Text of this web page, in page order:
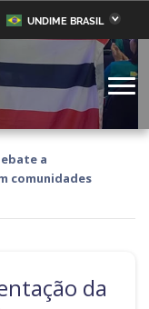
UNDIME BRASIL
a
comunidades
da